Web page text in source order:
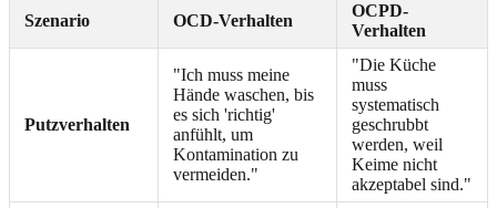
Szenario OCD-Verhalten
OCPD-
Verhalten
Putzverhalten
"Ich muss meine
Hände waschen, bis
es sich 'richtig'
anfühlt, um
Kontamination zu
vermeiden."
"Die Küche
muss
systematisch
geschrubbt
werden, weil
Keime nicht
akzeptabel sind."